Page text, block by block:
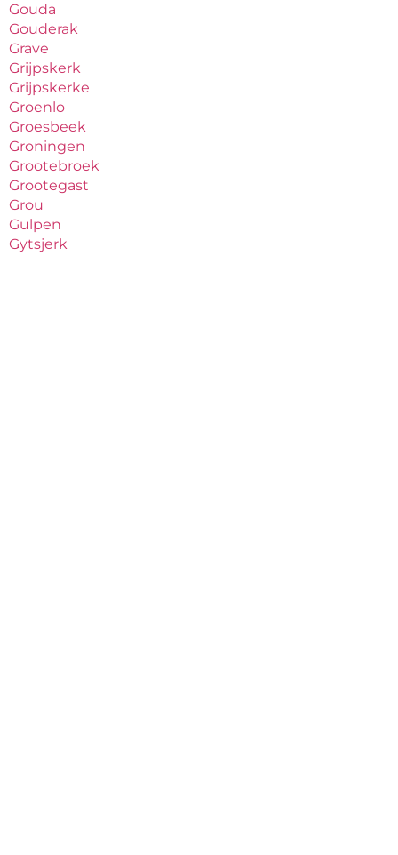
Gouda
Gouderak
Grave
Grijpskerk
Grijpskerke
Groenlo
Groesbeek
Groningen
Grootebroek
Grootegast
Grou
Gulpen
Gytsjerk